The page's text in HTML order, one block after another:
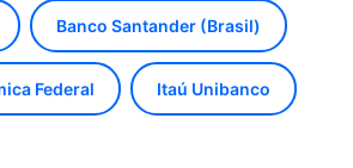
Banco Santander (Brasil)
Federal Itaú Unibanco